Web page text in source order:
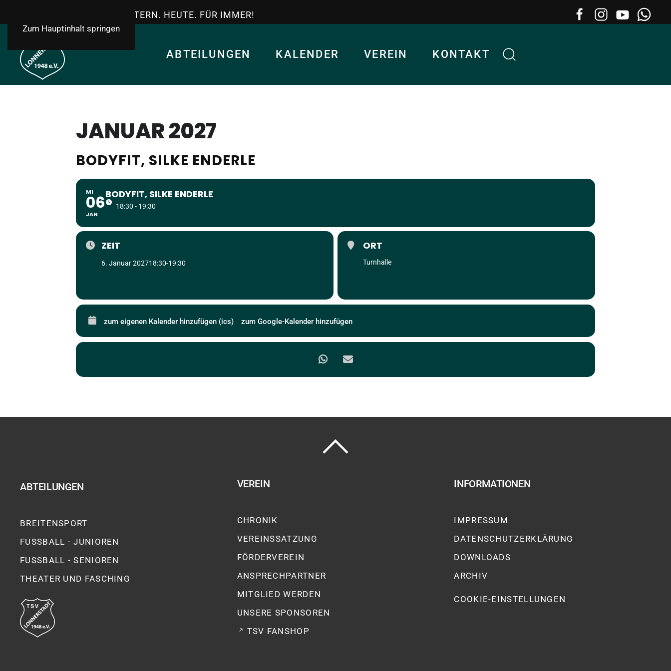
Zum Hauptinhalt springen
TSV LONNERSTADT - GESTERN. HEUTE. FÜR IMMER!
ABTEILUNGEN KALENDER VEREIN KONTAKT
JANUAR 2027
BODYFIT, SILKE ENDERLE
MI
06
JAN
BODYFIT, SILKE ENDERLE
18:30 - 19:30
ZEIT
6. Januar 202718:30-19:30
ORT
Turnhalle
zum eigenen Kalender hinzufügen (ics) zum Google-Kalender hinzufügen
ABTEILUNGEN
BREITENSPORT
FUSSBALL - JUNIOREN
FUSSBALL - SENIOREN
THEATER UND FASCHING
VEREIN
CHRONIK
VEREINSSATZUNG
FÖRDERVEREIN
ANSPRECHPARTNER
MITGLIED WERDEN
UNSERE SPONSOREN
TSV FANSHOP
INFORMATIONEN
IMPRESSUM
DATENSCHUTZ­ERKLÄRUNG
DOWNLOADS
ARCHIV
COOKIE-EINSTELLUNGEN